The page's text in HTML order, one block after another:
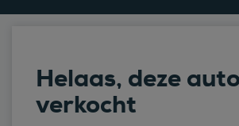
Helaas, deze
verkocht